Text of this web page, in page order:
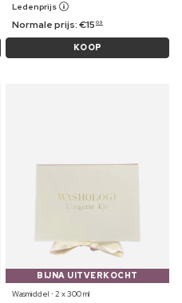
Ledenprijs
Normale prijs:€15 09
KOOP
BIJNA UITVERKOCHT
Wasmiddel ⋅ 2 x 300 ml